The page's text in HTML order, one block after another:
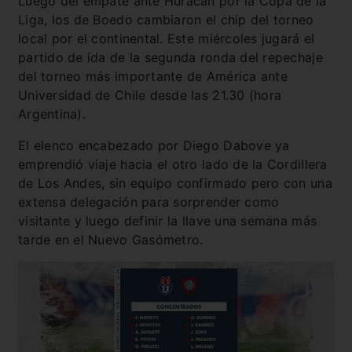
Liga, los de Boedo cambiaron el chip del torneo
local por el continental. Este miércoles jugará el
partido de ida de la segunda ronda del repechaje
del torneo más importante de América ante
Universidad de Chile desde las 21.30 (hora
Argentina).
El elenco encabezado por Diego Dabove ya
emprendió viaje hacia el otro lado de la Cordillera
de Los Andes, sin equipo confirmado pero con una
extensa delegación para sorprender como
visitante y luego definir la llave una semana más
tarde en el Nuevo Gasómetro.